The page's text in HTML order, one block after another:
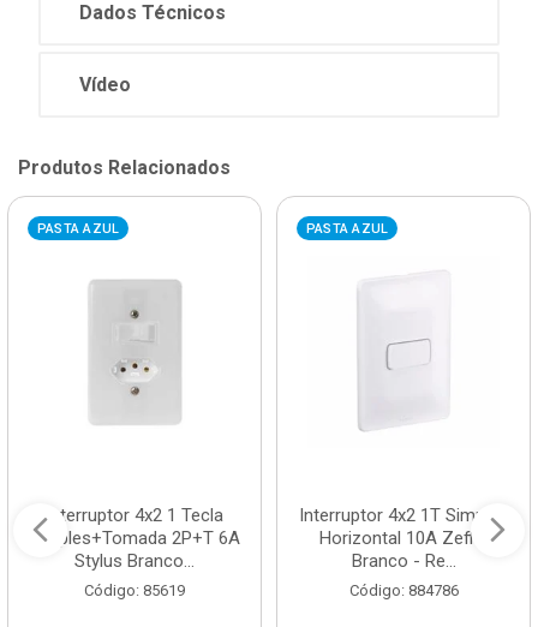
Dados Técnicos
Vídeo
Produtos Relacionados
PASTA AZUL
Interruptor 4x2 1 Tecla
Simples+Tomada 2P+T 6A
Stylus Branco...
Código: 85619
PASTA AZUL
Interruptor 4x2 1T Simples
Horizontal 10A Zeffia
Branco - Re...
Código: 884786